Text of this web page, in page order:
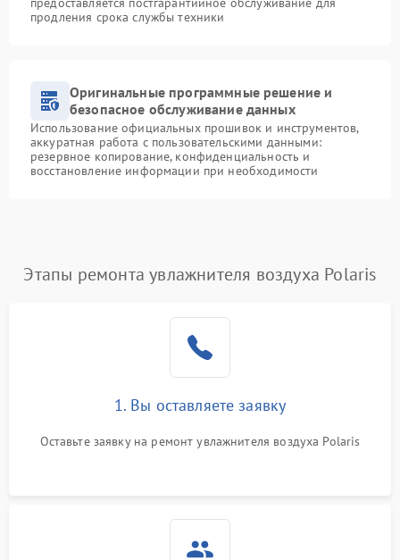
продления срока службы техники
Оригинальные программные решение и
безопасное обслуживание данных
Использование официальных прошивок и инструментов,
аккуратная работа с пользовательскими данными:
резервное копирование, конфиденциальность и
восстановление информации при необходимости
Этапы ремонта увлажнителя воздуха Polaris
1. Вы оставляете заявку
Оставьте заявку на ремонт увлажнителя воздуха Polaris